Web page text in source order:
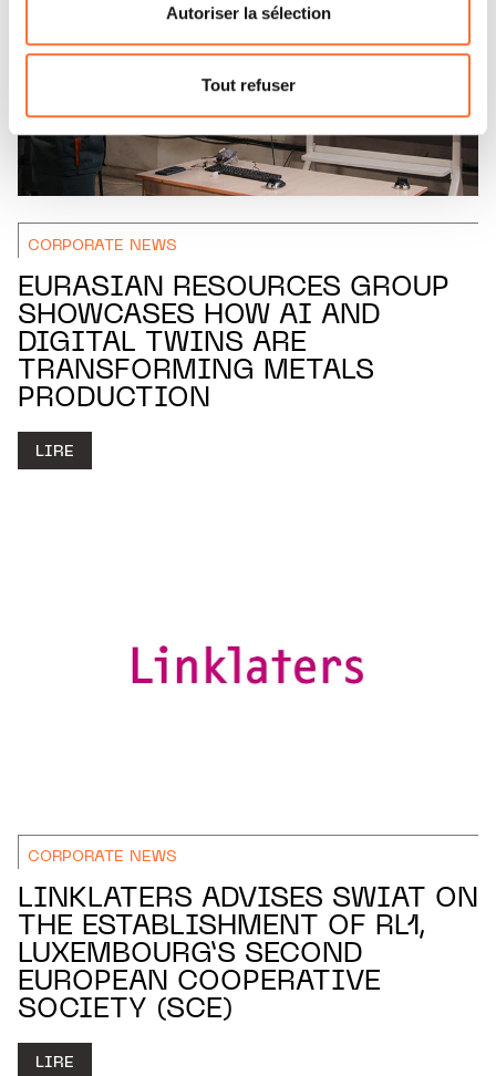
Pour de plus amples informations sur la manière dont
nous utilisons lescookies et sommes amenés à traiter
Charte d’usage des cookieset notrePolitique de
protection des données personnelles.
Autoriser la sélection
Tout refuser
CORPORATE NEWS
EURASIAN RESOURCES GROUP
SHOWCASES HOW AI AND
DIGITAL TWINS ARE
TRANSFORMING METALS
PRODUCTION
LIRE
CORPORATE NEWS
LINKLATERS ADVISES SWIAT ON
THE ESTABLISHMENT OF RL1,
LUXEMBOURG’S SECOND
EUROPEAN COOPERATIVE
SOCIETY (SCE)
LIRE